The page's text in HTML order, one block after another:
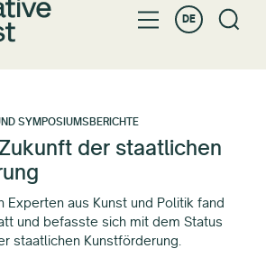
DE
SYMPOSIUMSBERICHTE
der staatlichen
Experten aus Kunst und Politik fand
und befasste sich mit dem Status
staatlichen Kunstförderung.